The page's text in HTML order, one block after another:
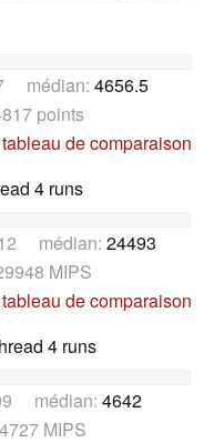
médian: 4656.5
points
de comparaison
4 runs
médian: 24493
MIPS
de comparaison
4 runs
médian: 4642
MIPS